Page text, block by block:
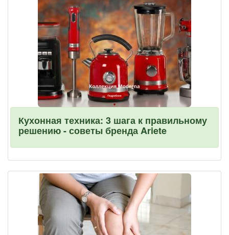
Кухонная техника: 3 шага к правильному
решению - советы бренда Ariete